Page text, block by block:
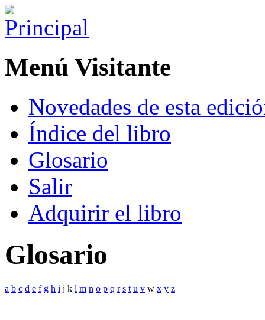
Menú Visitante
Novedades de esta
Índice del libro
Glosario
Salir
Adquirir el libro
Glosario
a b c d e f g h i j k l m n o p q r s t u v w x y z